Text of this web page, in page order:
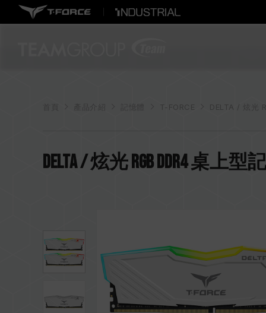
產品介紹 T-FORCE DELTA / 炫光
DELTA / 炫光 RGB DDR4 桌上